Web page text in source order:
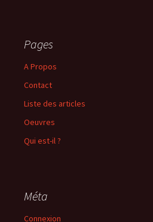
Pages
A Propos
Contact
Liste des articles
Oeuvres
Qui est-il ?
Méta
Connexion